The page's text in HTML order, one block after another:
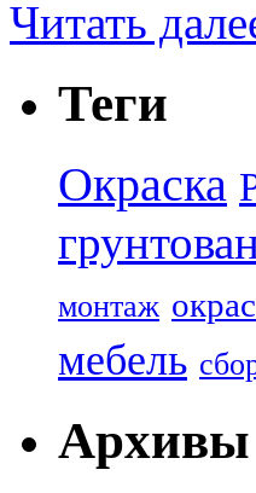
Читать
Теги
Окраска
монтаж
мебель
Архивы